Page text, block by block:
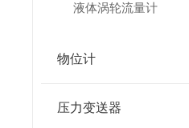
液体涡轮流量计
物位计
压力变送器